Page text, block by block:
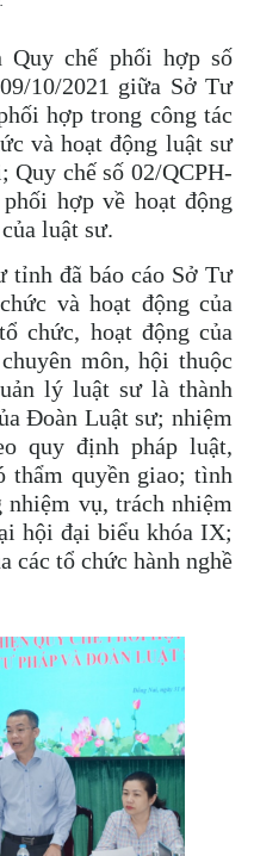
Quy chế phối hợp số
10/2021 giữa Sở Tư
hợp trong công tác
và hoạt động luật sư
chế số 02/QCPH-
hợp về hoạt động
luật sư.
tỉnh đã báo cáo Sở Tư
và hoạt động của
chức, hoạt động của
môn, hội thuộc
lý luật sư là thành
Đoàn Luật sư; nhiệm
quy định pháp luật,
thẩm quyền giao; tình
nhiệm vụ, trách nhiệm
hội đại biểu khóa IX;
các tổ chức hành nghề